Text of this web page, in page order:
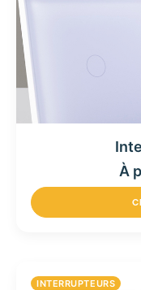
À
INTERRUPTEURS